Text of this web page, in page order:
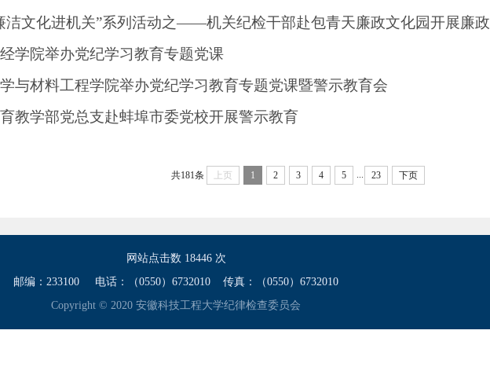
洁文化进机关”系列活动之——机关纪检干部赴包青天廉政文化园开展廉政
学院举办党纪学习教育专题党课
与材料工程学院举办党纪学习教育专题党课暨警示教育会
教学部党总支赴蚌埠市委党校开展警示教育
共181条 上页 1 2 3 4 5 23 下页
网站点击数 18446次
邮编：233100 电话：（0550）6732010 传真：（0550）6732010
Copyright © 2020 安徽科技工程大学纪律检查委员会